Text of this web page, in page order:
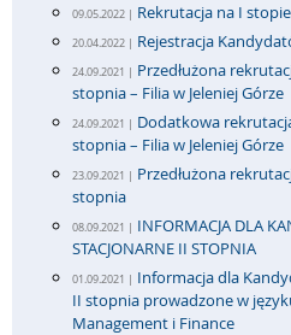
09.05.2022 | Rekrutacja na I
20.04.2022 | Rejestracja
24.09.2021 | Przedłużona
stopnia – Filia w Jeleniej Górze
24.09.2021 | Dodatkowa
stopnia – Filia w Jeleniej Górze
23.09.2021 | Przedłużona
stopnia
08.09.2021 | INFORMACJA DLA
STACJONARNE II STOPNIA
01.09.2021 | Informacja dla
II stopnia prowadzone w
Management i Finance